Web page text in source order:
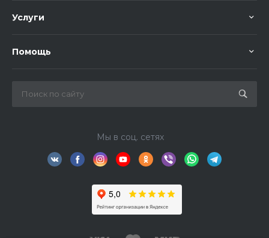
Услуги
Помощь
Мы в соц. сетях